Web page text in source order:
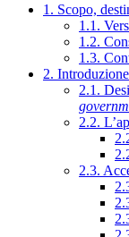
1. Scopo,
1.1.
1.2.
1.3.
2.
2.1.
2.2.
2.3.